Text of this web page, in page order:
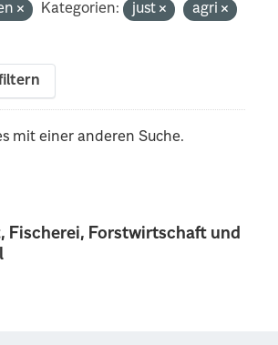
Fischerei, Forstwirtschaft und
Kategorien: just
agri
mit einer anderen Suche.